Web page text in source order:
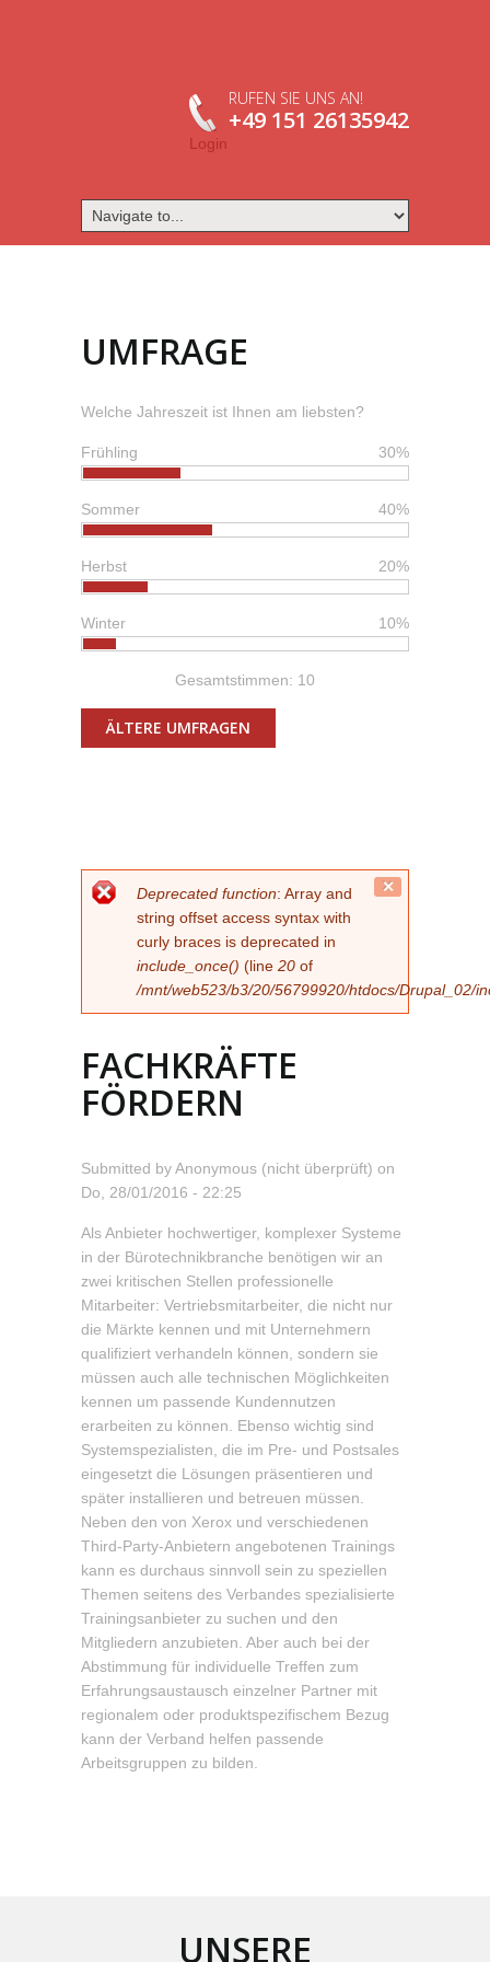
RUFEN SIE UNS AN!
+49 151 26135942
Login
UMFRAGE
Welche Jahreszeit ist Ihnen am liebsten?
30%
Frühling
40%
Sommer
20%
Herbst
10%
Winter
Gesamtstimmen: 10
ÄLTERE UMFRAGEN
FEHLERMELDUNG
Deprecated function: Array and
string offset access syntax with
curly braces is deprecated in
include_once() (line 20 of
/mnt/web523/b3/20/56799920/htdocs/Drupal_02/
FACHKRÄFTE
FÖRDERN
Submitted byAnonymous (nicht überprüft) on
Do, 28/01/2016 - 22:25
Als Anbieter hochwertiger, komplexer Systeme
in der Bürotechnikbranche benötigen wir an
zwei kritischen Stellen professionelle
Mitarbeiter: Vertriebsmitarbeiter, die nicht nur
die Märkte kennen und mit Unternehmern
qualifiziert verhandeln können, sondern sie
müssen auch alle technischen Möglichkeiten
kennen um passende Kundennutzen
erarbeiten zu können. Ebenso wichtig sind
Systemspezialisten, die im Pre- und Postsales
eingesetzt die Lösungen präsentieren und
später installieren und betreuen müssen.
Neben den von Xerox und verschiedenen
Third-Party-Anbietern angebotenen Trainings
kann es durchaus sinnvoll sein zu speziellen
Themen seitens des Verbandes spezialisierte
Trainingsanbieter zu suchen und den
Mitgliedern anzubieten. Aber auch bei der
Abstimmung für individuelle Treffen zum
Erfahrungsaustausch einzelner Partner mit
regionalem oder produktspezifischem Bezug
kann der Verband helfen passende
Arbeitsgruppen zu bilden.
UNSERE